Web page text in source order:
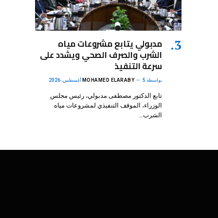
مدبولي يتابع مشروعات مياه
الشرب والصرف الصحي ويشدد على
سرعة التنفيذ
بواسطة MOHAMED ELARABY 5 أغسطس، 2026
تابع الدكتور مصطفى مدبولي، رئيس مجلس
الوزراء، الموقف التنفيذي لمشروعات مياه
الشرب…